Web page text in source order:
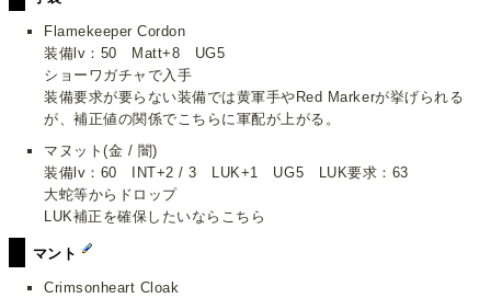
Flamekeeper Cordon
装備lv：50 Matt+8 UG5
ショーワガチャで入手
装備要求が要らない装備では黄軍手やRed Markerが挙げられる
が、補正値の関係でこちらに軍配が上がる。
マヌット(金 / 闇)
装備lv：60 INT+2 / 3 LUK+1 UG5 LUK要求：63
大蛇等からドロップ
LUK補正を確保したいならこちら
マント
Crimsonheart Cloak